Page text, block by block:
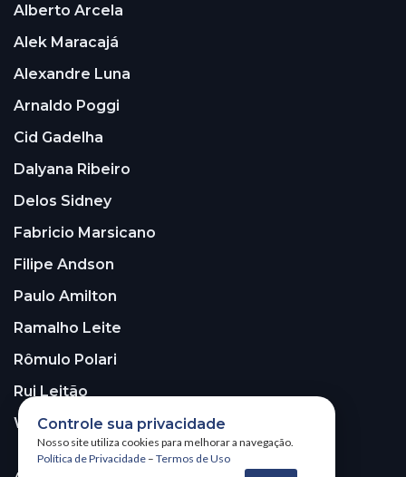
Alberto Arcela
Alek Maracajá
Alexandre Luna
Arnaldo Poggi
Cid Gadelha
Dalyana Ribeiro
Delos Sidney
Fabricio Marsicano
Filipe Andson
Paulo Amilton
Ramalho Leite
Rômulo Polari
Rui Leitão
Walter Santos
Controle sua privacidade
Nosso site utiliza cookies para melhorar a navegação.
Política de Privacidade – Termos de Uso